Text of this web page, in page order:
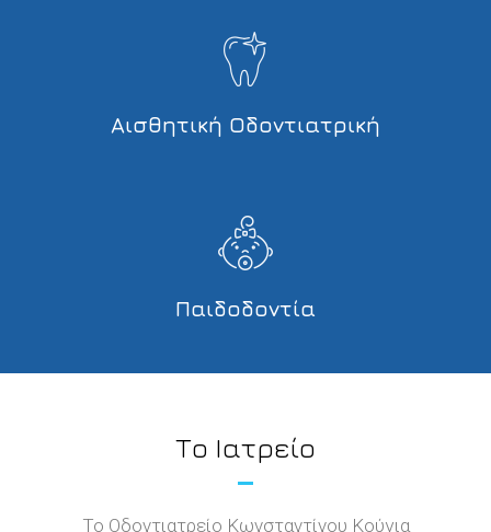
Αισθητική Οδοντιατρική
Παιδοδοντία
Το Ιατρείο
Το Οδοντιατρείο Κωνσταντίνου Κούγια